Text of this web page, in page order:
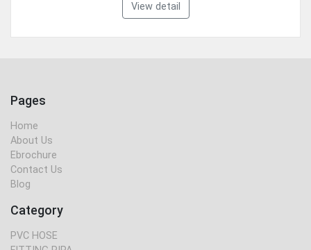
View detail
Pages
Home
About Us
Ebrochure
Contact Us
Blog
Category
PVC HOSE